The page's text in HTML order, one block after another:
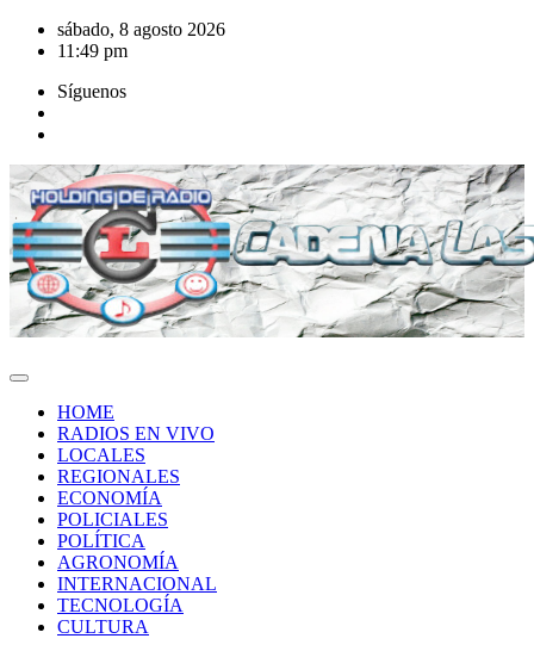
Saltar
sábado, 8 agosto 2026
11:49 pm
Síguenos
HOME
RADIOS EN VIVO
LOCALES
REGIONALES
ECONOMÍA
POLICIALES
POLÍTICA
AGRONOMÍA
INTERNACIONAL
TECNOLOGÍA
CULTURA